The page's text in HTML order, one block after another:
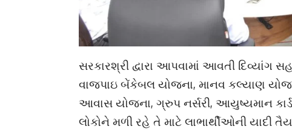
સરકારશ્રી દ્વારા આપવામાં આવતી દિવ્યાંગ
વાજપાઇ બેંકેબલ યોજના, માનવ કલ્યાણ
આવાસ યોજના, ગ્રુપ નર્સરી, આયુષ્યમાન
લોકોને મળી રહે તે માટે લાભાર્થીઓની યાદી